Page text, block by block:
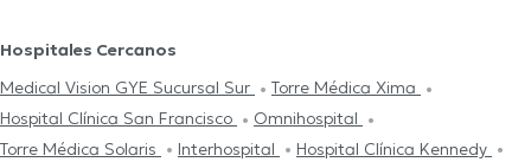
Hospitales Cercanos
Medical Vision GYE Sucursal Sur
Torre Médica Xima
Hospital Clínica San Francisco
Omnihospital
Torre Médica Solaris
Interhospital
Hospital Clínica Kennedy